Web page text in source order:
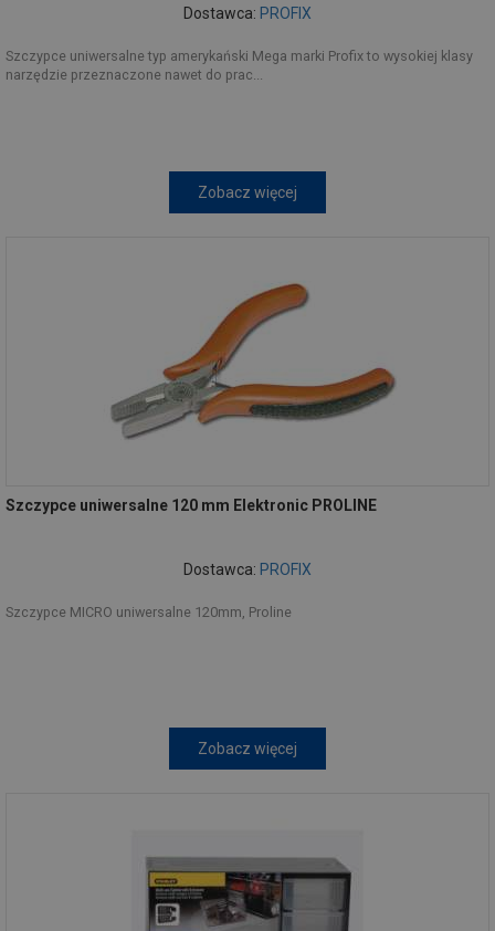
Dostawca: PROFIX
Szczypce uniwersalne typ amerykański Mega marki Profix to wysokiej klasy
narzędzie przeznaczone nawet do prac...
Zobacz więcej
Szczypce uniwersalne 120 mm Elektronic PROLINE
Dostawca: PROFIX
Szczypce MICRO uniwersalne 120mm, Proline
Zobacz więcej